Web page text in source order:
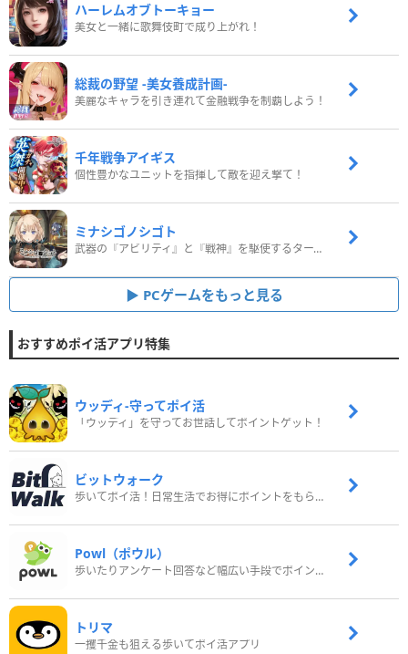
ハーレムオブトーキョー
美女と一緒に歌舞伎町で成り上がれ！
総裁の野望 -美女養成計画-
美麗なキャラを引き連れて金融戦争を制覇しよう！
千年戦争アイギス
個性豊かなユニットを指揮して敵を迎え撃て！
ミナシゴノシゴト
武器の『アビリティ』と『戦神』を駆使するターン制コマンドバトルRPG！
PCゲームをもっと見る
おすすめポイ活アプリ特集
ウッディ‐守ってポイ活
「ウッディ」を守ってお世話してポイントゲット！
ビットウォーク
歩いてポイ活！日常生活でお得にポイントをもらおう
Powl（ポウル）
歩いたりアンケート回答など幅広い手段でポイントをゲット
トリマ
一攫千金も狙える歩いてポイ活アプリ